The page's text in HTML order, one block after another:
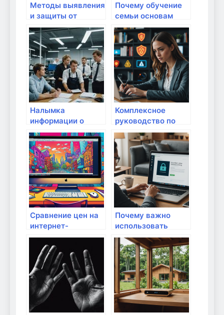
Методы выявления
и защиты от
ботнетов в
домашней сети:
современные
подходы и
практические
советы
Почему обучение
семьи основам
интернет-
безопасности —
залог спокойствия
и защиты в
цифровом мире
Налымка
информации о
качестве
интернет-
соединения
Комплексное
руководство по
обучению
пользователей
безопасному
поиску
информации в
интернете
Сравнение цен на
интернет-
оборудование в
различных
магазинах
Почему важно
использовать
безопасные сайты
для онлайн-
закупок: защита
вашего дома и
данных